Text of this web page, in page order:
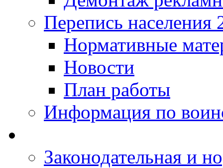
Перепись населения
Нормативные
Новости
План работы
Информация по
Законодательная и